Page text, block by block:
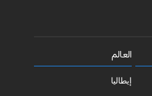
العالم
إيطاليا